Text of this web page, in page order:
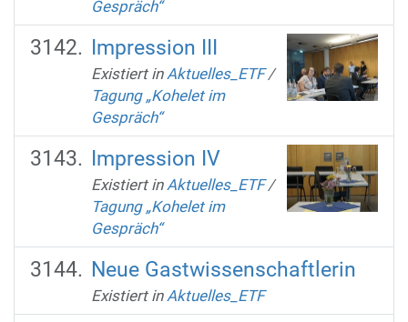
Gespräch“
Impression III
Existiert in Aktuelles_ETF /
Tagung „Kohelet im
Gespräch“
Impression IV
Existiert in Aktuelles_ETF /
Tagung „Kohelet im
Gespräch“
Neue Gastwissenschaftlerin
Existiert in Aktuelles_ETF